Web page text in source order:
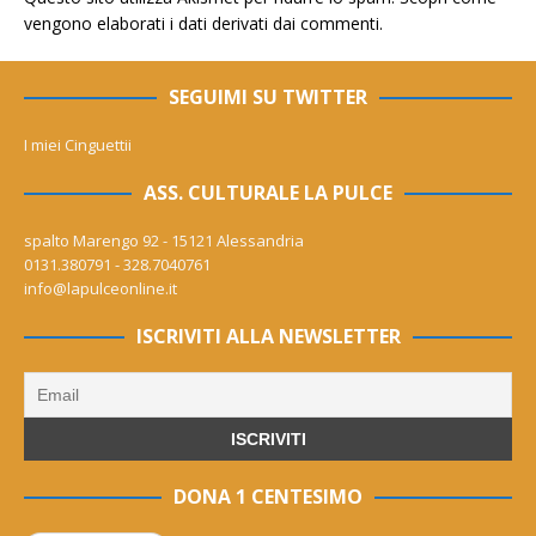
vengono elaborati i dati derivati dai commenti.
SEGUIMI SU TWITTER
I miei Cinguettii
ASS. CULTURALE LA PULCE
spalto Marengo 92 - 15121 Alessandria
0131.380791 - 328.7040761
info@lapulceonline.it
ISCRIVITI ALLA NEWSLETTER
DONA 1 CENTESIMO